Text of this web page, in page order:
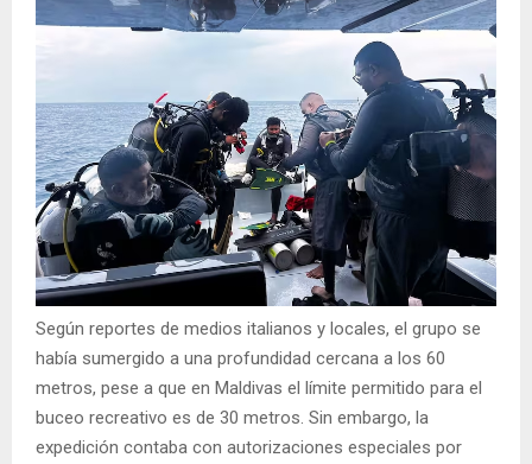
Según reportes de medios italianos y locales, el grupo se
había sumergido a una profundidad cercana a los 60
metros, pese a que en Maldivas el límite permitido para el
buceo recreativo es de 30 metros. Sin embargo, la
expedición contaba con autorizaciones especiales por